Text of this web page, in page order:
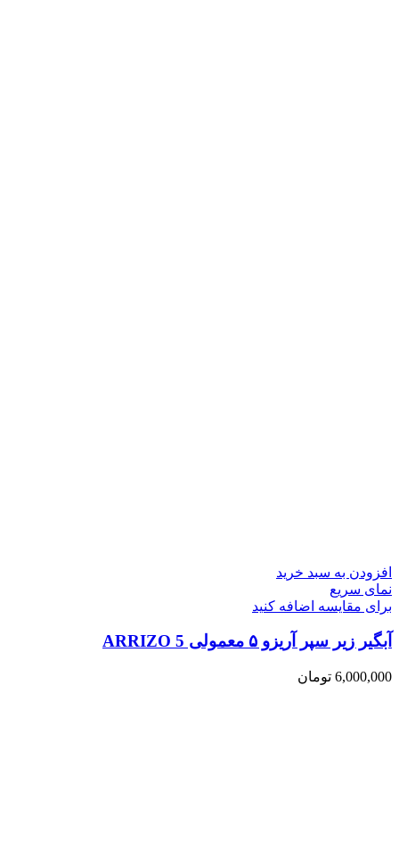
افزودن به سبد خرید
نمای سریع
برای مقایسه اضافه کنید
آبگیر زیر سپر آریزو ۵ معمولی ARRIZO 5
6,000,000 تومان